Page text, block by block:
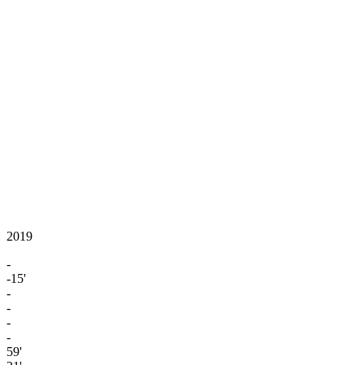
2019
-
-15'
-
-
-
-
59'